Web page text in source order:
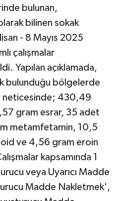
bulunan,
bilinen sokak
- 8 Mayıs 2025
çalışmalar
Yapılan açıklamada,
bulunduğu bölgelerde
neticesinde; 430,49
gram esrar, 35 adet
metamfetamin, 10,5
ve 4,56 gram eroin
kapsamında 1
veya Uyarıcı Madde
Madde Nakletmek',